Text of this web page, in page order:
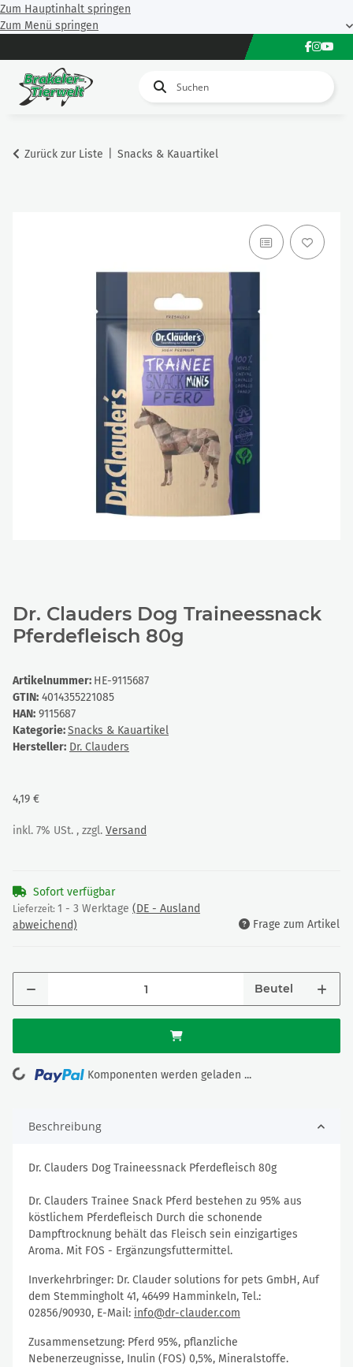
Zum Hauptinhalt springen
Zum Menü springen
Zurück zur Liste Snacks & Kauartikel
Dr. Clauders Dog Traineessnack
Pferdefleisch 80g
Artikelnummer: HE-9115687
GTIN: 4014355221085
HAN: 9115687
Kategorie:Snacks & Kauartikel
Hersteller: Dr. Clauders
4,19 €
inkl. 7% USt. , zzgl. Versand
Sofort verfügbar
Lieferzeit: 1 - 3 Werktage (DE - Ausland
abweichend)
Frage zum Artikel
Beutel
Loading... Komponenten werden geladen ...
Beschreibung
Dr. Clauders Dog Traineessnack Pferdefleisch 80g
Dr. Clauders Trainee Snack Pferd bestehen zu 95% aus
köstlichem Pferdefleisch Durch die schonende
Dampftrocknung behält das Fleisch sein einzigartiges
Aroma. Mit FOS - Ergänzungsfuttermittel.
Inverkehrbringer: Dr. Clauder solutions for pets GmbH, Auf
dem Stemmingholt 41, 46499 Hamminkeln, Tel.:
02856/90930, E-Mail: info@dr-clauder.com
Zusammensetzung: Pferd 95%, pflanzliche
Nebenerzeugnisse, Inulin (FOS) 0,5%, Mineralstoffe.